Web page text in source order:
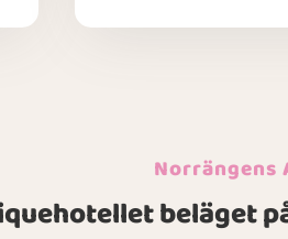
Norrängens
beläget